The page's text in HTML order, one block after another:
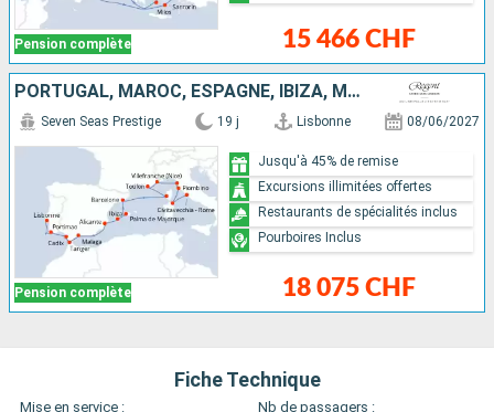
Pension complète 15 466 CHF
PORTUGAL, MAROC, ESPAGNE, IBIZA, MAJORQUE, FRANCE, ITALIE
Pension complète
Seven Seas Prestige 19 j Lisbonne 08/06/2027
18 075 CHF
Jusqu'à 45% de remise
Excursions illimitées offertes
Restaurants de spécialités inclus
Pourboires Inclus
Fiche Technique
Mise en service :
Nb de passagers :